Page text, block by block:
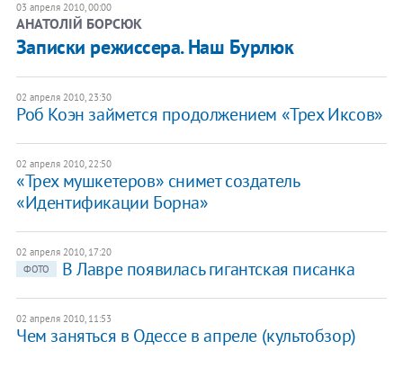
03 апреля 2010, 00:00
АНАТОЛІЙ БОРСЮК
Записки режиссера. Наш Бурлюк
02 апреля 2010, 23:30
Роб Коэн займется продолжением «Трех Иксов»
02 апреля 2010, 22:50
«Трех мушкетеров» снимет создатель
«Идентификации Борна»
02 апреля 2010, 17:20
ФОТО
В Лавре появилась гигантская писанка
02 апреля 2010, 11:53
Чем заняться в Одессе в апреле (культобзор)